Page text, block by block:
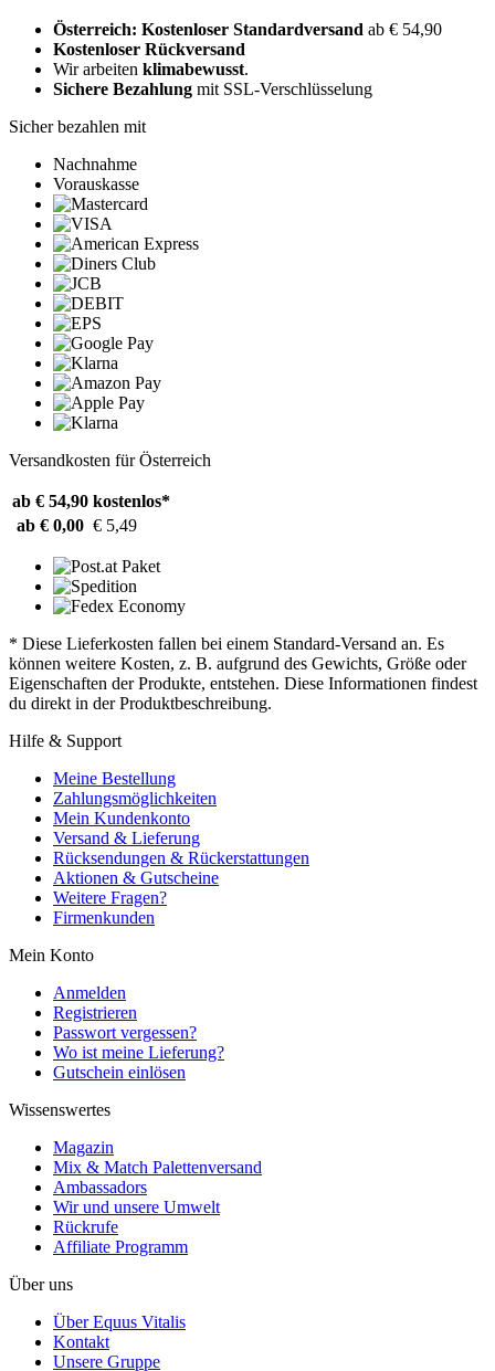
Österreich: Kostenloser Standardversand ab € 54,90
Kostenloser Rückversand
Wir arbeiten klimabewusst.
Sichere Bezahlung mit SSL-Verschlüsselung
Sicher bezahlen mit
Nachnahme
Vorauskasse
Versandkosten für Österreich
ab € 54,90 kostenlos*
ab € 0,00 € 5,49
* Diese Lieferkosten fallen bei einem Standard-Versand an. Es
können weitere Kosten, z. B. aufgrund des Gewichts, Größe oder
Eigenschaften der Produkte, entstehen. Diese Informationen findest
du direkt in der Produktbeschreibung.
Hilfe & Support
Meine Bestellung
Zahlungsmöglichkeiten
Mein Kundenkonto
Versand & Lieferung
Rücksendungen & Rückerstattungen
Aktionen & Gutscheine
Weitere Fragen?
Firmenkunden
Mein Konto
Anmelden
Registrieren
Passwort vergessen?
Wo ist meine Lieferung?
Gutschein einlösen
Wissenswertes
Magazin
Mix & Match Palettenversand
Ambassadors
Wir und unsere Umwelt
Rückrufe
Affiliate Programm
Über uns
Über Equus Vitalis
Kontakt
Unsere Gruppe